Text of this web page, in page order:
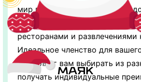
мир персонализированных
услуг, дополненных
ресторанами и
Идеальное членство для
позволяет вам выбирать из
получать индивидуальные